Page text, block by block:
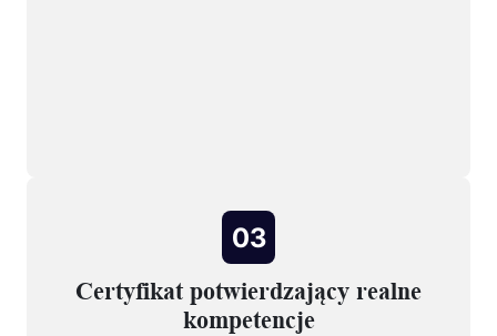
03
Certyfikat potwierdzający realne
kompetencje